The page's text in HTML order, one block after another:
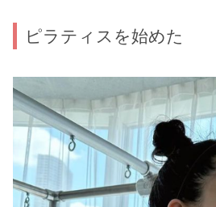
ピラティスを始めた